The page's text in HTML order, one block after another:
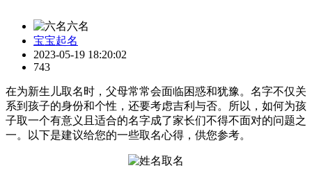
六名
宝宝起名
2023-05-19 18:20:02
743
在为新生儿取名时，父母常常会面临困惑和犹豫。名字不仅关
系到孩子的身份和个性，还要考虑吉利与否。所以，如何为孩
子取一个有意义且适合的名字成了家长们不得不面对的问题之
一。以下是建议给您的一些取名心得，供您参考。